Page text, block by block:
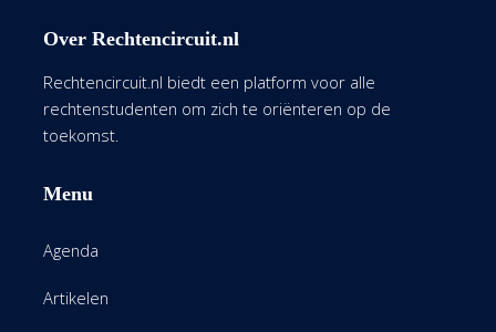
Over Rechtencircuit.nl
Rechtencircuit.nl biedt een platform voor alle
rechtenstudenten om zich te oriënteren op de
toekomst.
Menu
Agenda
Artikelen